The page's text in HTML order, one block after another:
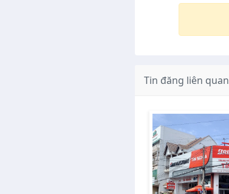
Tin đăng liên quan